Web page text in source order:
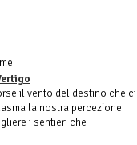
il vento del destino che ci
la nostra percezione
i sentieri che